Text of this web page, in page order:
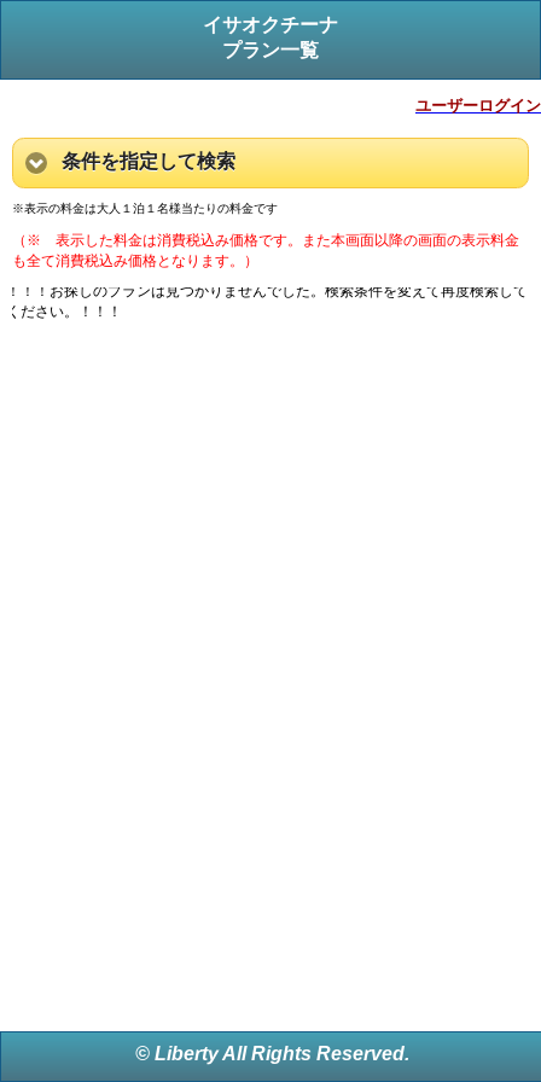
イサオクチーナ
プラン一覧
ユーザーログイン
条件を指定して検索
※表示の料金は大人１泊１名様当たりの料金です
（※ 表示した料金は消費税込み価格です。また本画面以降の画面の表示料金
も全て消費税込み価格となります。）
！！！お探しのプランは見つかりませんでした。検索条件を変えて再度検索して
ください。！！！
© Liberty All Rights Reserved.